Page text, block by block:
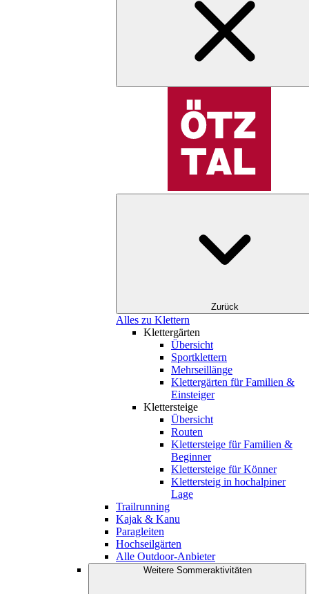
Zurück
Alles zu Klettern
Klettergärten
Übersicht
Sportklettern
Mehrseillänge
Klettergärten für Familien &
Einsteiger
Klettersteige
Übersicht
Routen
Klettersteige für Familien &
Beginner
Klettersteige für Könner
Klettersteig in hochalpiner
Lage
Trailrunning
Kajak & Kanu
Paragleiten
Hochseilgärten
Alle Outdoor-Anbieter
Weitere Sommeraktivitäten